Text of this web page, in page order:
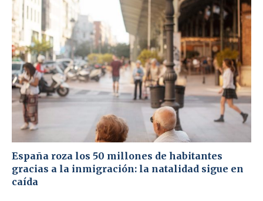
España roza los 50 millones de habitantes
gracias a la inmigración: la natalidad sigue en
caída